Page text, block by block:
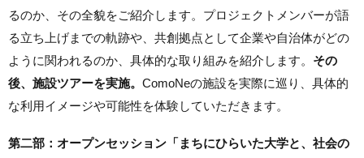
るのか、その全貌をご紹介します。プロジェクトメンバーが語
る立ち上げまでの軌跡や、共創拠点として企業や自治体がどの
ように関われるのか、具体的な取り組みを紹介します。 その
後、施設ツアーを実施。 ComoNeの施設を実際に巡り、具体的
な利用イメージや可能性を体験していただきます。
第二部：オープンセッション「まちにひらいた大学と、社会の